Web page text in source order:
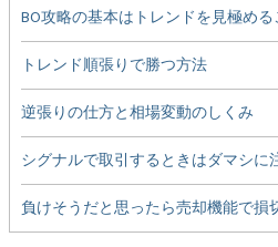
BO攻略の基本はトレンドを見極める
トレンド順張りで勝つ方法
逆張りの仕方と相場変動のしくみ
シグナルで取引するときはダマシに
負けそうだと思ったら売却機能で損